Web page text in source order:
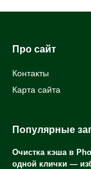
Про сайт
Контакты
Карта сайта
Популярные
Очистка кэша в
одной клички —